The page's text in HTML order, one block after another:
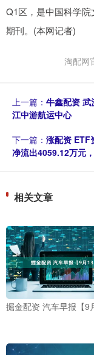
Q1区，是中国科学
期刊。(本网记者)
淘配网
上一篇： 牛鑫配资 武
江中游航运中心
下一篇： 涨配资 ETF
净流出4059.12万元
相关文章
掘金配资 汽车早报【9